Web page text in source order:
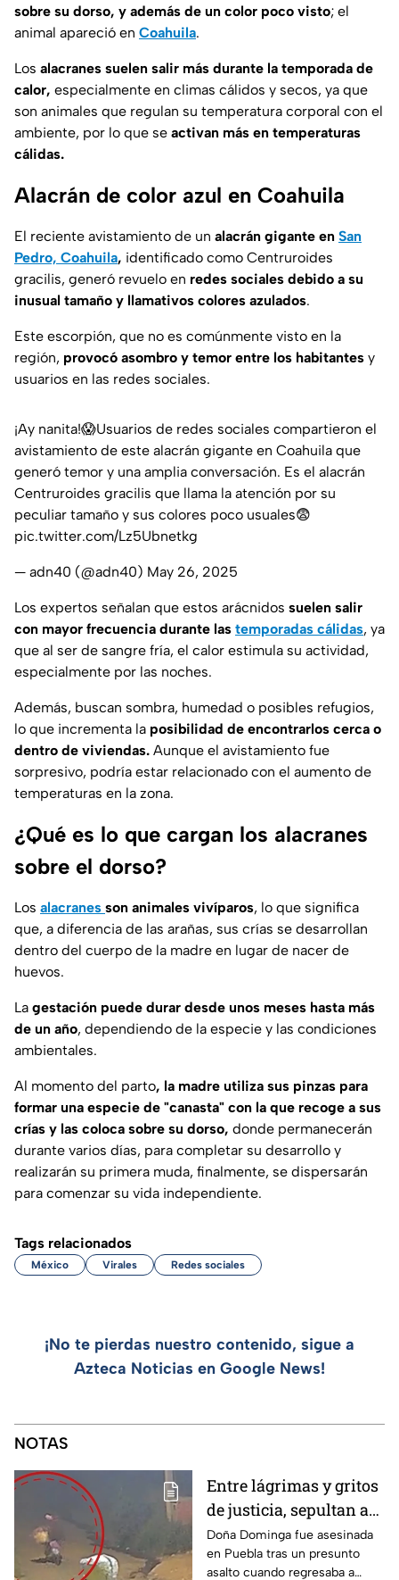
sobre su dorso, y además de un color poco visto; el
animal apareció en Coahuila.
Los alacranes suelen salir más durante la temporada de
calor, especialmente en climas cálidos y secos, ya que
son animales que regulan su temperatura corporal con el
ambiente, por lo que se activan más en temperaturas
cálidas.
Alacrán de color azul en Coahuila
El reciente avistamiento de un alacrán gigante en San
Pedro, Coahuila, identificado como Centruroides
gracilis, generó revuelo en redes sociales debido a su
inusual tamaño y llamativos colores azulados.
Este escorpión, que no es comúnmente visto en la
región, provocó asombro y temor entre los habitantes y
usuarios en las redes sociales.
¡Ay nanita!😱Usuarios de redes sociales compartieron el
avistamiento de este alacrán gigante en Coahuila que
generó temor y una amplia conversación. Es el alacrán
Centruroides gracilis que llama la atención por su
peculiar tamaño y sus colores poco usuales😨
pic.twitter.com/Lz5Ubnetkg
— adn40 (@adn40) May 26, 2025
Los expertos señalan que estos arácnidos suelen salir
con mayor frecuencia durante las temporadas cálidas, ya
que al ser de sangre fría, el calor estimula su actividad,
especialmente por las noches.
Además, buscan sombra, humedad o posibles refugios,
lo que incrementa la posibilidad de encontrarlos cerca o
dentro de viviendas. Aunque el avistamiento fue
sorpresivo, podría estar relacionado con el aumento de
temperaturas en la zona.
¿Qué es lo que cargan los alacranes
sobre el dorso?
Los alacranes son animales vivíparos, lo que significa
que, a diferencia de las arañas, sus crías se desarrollan
dentro del cuerpo de la madre en lugar de nacer de
huevos.
La gestación puede durar desde unos meses hasta más
de un año, dependiendo de la especie y las condiciones
ambientales.
Al momento del parto, la madre utiliza sus pinzas para
formar una especie de "canasta" con la que recoge a sus
crías y las coloca sobre su dorso, donde permanecerán
durante varios días, para completar su desarrollo y
realizarán su primera muda, finalmente, se dispersarán
para comenzar su vida independiente.
Tags relacionados
México Virales Redes sociales
¡No te pierdas nuestro contenido, sigue a
Azteca Noticias en Google News!
NOTAS
Entre lágrimas y gritos
de justicia, sepultan a
doña Dominga, la
abuelita asesinada tras
Doña Dominga fue asesinada
en Puebla tras un presunto
asalto cuando regresaba a